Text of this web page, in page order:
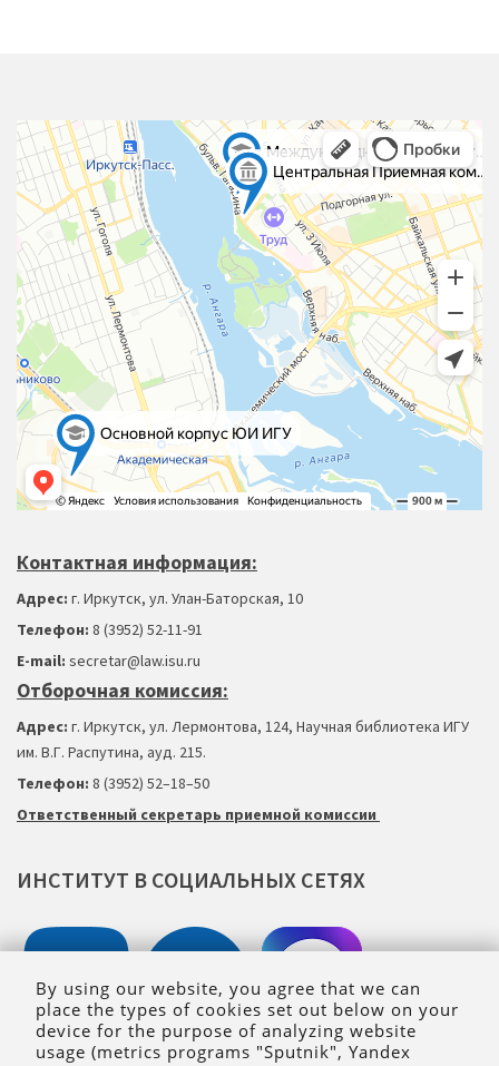
Контактная информация:
Адрес: г. Иркутск, ул. Улан-Баторская, 10
Телефон: 8 (3952) 52-11-91
Е-mail: secretar@law.isu.ru
Отборочная комиссия:
Адрес: г. Иркутск, ул. Лермонтова, 124, Научная библиотека ИГУ
им. В.Г. Распутина, ауд. 215.
Телефон: 8 (3952) 52–18–50
Ответственный секретарь приемной комиссии
ИНСТИТУТ В СОЦИАЛЬНЫХ СЕТЯХ
By using our website, you agree that we can
place the types of cookies set out below on your
device for the purpose of analyzing website
usage (metrics programs "Sputnik", Yandex